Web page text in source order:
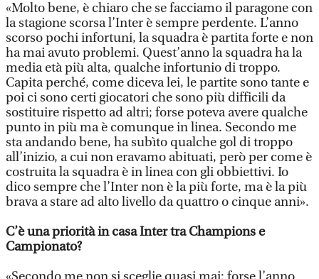
«Molto bene, è chiaro che se facciamo il paragone con
la stagione scorsa l’Inter è sempre perdente. L’anno
scorso pochi infortuni, la squadra è partita forte e non
ha mai avuto problemi. Quest’anno la squadra ha la
media età più alta, qualche infortunio di troppo.
Capita perché, come diceva lei, le partite sono tante e
poi ci sono certi giocatori che sono più difficili da
sostituire rispetto ad altri; forse poteva avere qualche
punto in più ma è comunque in linea. Secondo me
sta andando bene, ha subìto qualche gol di troppo
all’inizio, a cui non eravamo abituati, però per come è
costruita la squadra è in linea con gli obbiettivi. Io
dico sempre che l’Inter non è la più forte, ma è la più
brava a stare ad alto livello da quattro o cinque anni».
C’è una priorità in casa Inter tra Champions e
Campionato?